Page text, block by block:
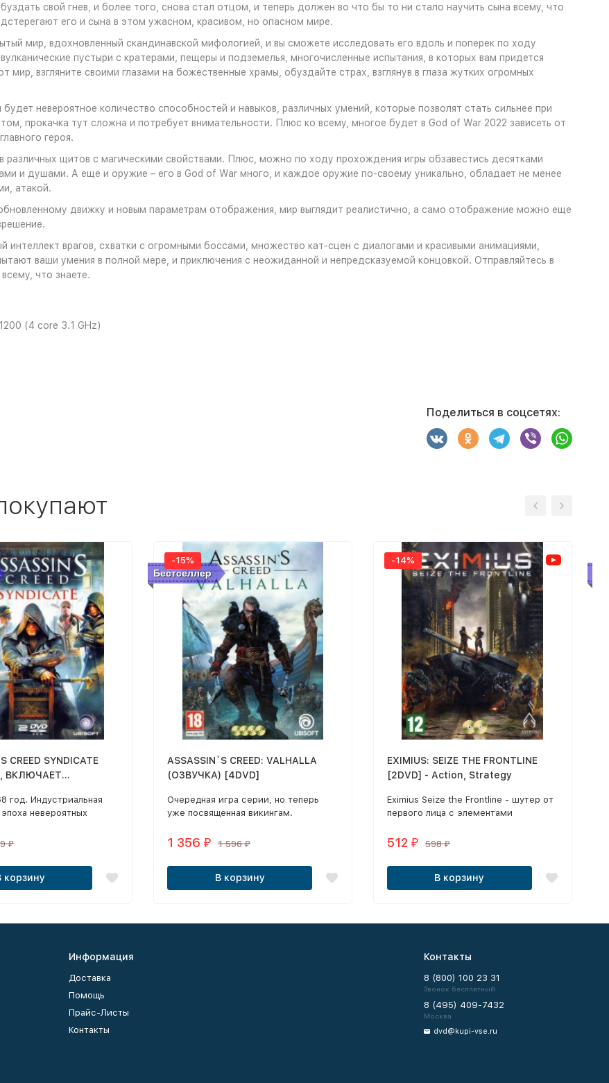
свой гнев, и более того, снова стал отцом, и теперь должен во что бы то ни стало научить сына всему, что
его и сына в этом ужасном, красивом, но опасном мире.
мир, вдохновленный скандинавской мифологией, и вы сможете исследовать его вдоль и поперек по ходу
пустыри с кратерами, пещеры и подземелья, многочисленные испытания, в которых вам придется
взгляните своими глазами на божественные храмы, обуздайте страх, взглянув в глаза жутких огромных
невероятное количество способностей и навыков, различных умений, которые позволят стать сильнее при
прокачка тут сложна и потребует внимательности. Плюс ко всему, многое будет в God of War 2022 зависеть от
героя.
различных щитов с магическими свойствами. Плюс, можно по ходу прохождения игры обзавестись десятками
и душами. А еще и оружие – его в God of War много, и каждое оружие по-своему уникально, обладает не менее
атакой.
движку и новым параметрам отображения, мир выглядит реалистично, а само отображение можно еще
врагов, схватки с огромными боссами, множество кат-сцен с диалогами и красивыми анимациями,
ваши умения в полной мере, и приключения с неожиданной и непредсказуемой концовкой. Отправляйтесь в
что знаете.
(4 core 3.1 GHz)
Поделиться в соцсетях:
CREED SYNDICATE
ВКЛЮЧАЕТ
(10 МИССИЙ),
год. Индустриальная
невероятных
жизнь
₽
корзину
Бестселлер
-15%
ASSASSIN`S CREED: VALHALLA
(ОЗВУЧКА) [4DVD]
Очередная игра серии, но теперь
уже посвященная викингам.
1 356 ₽ 1 596₽
В корзину
-14%
EXIMIUS: SEIZE THE FRONTLINE
[2DVD] - Action, Strategy
Eximius Seize the Frontline - шутер от
первого лица с элементами
512 ₽ 598₽
В корзину
Информация
Доставка
Помощь
Прайс-Листы
Контакты
Контакты
8 (800) 100 23 31
Звонок бесплатный
8 (495) 409-7432
Москва
dvd@kupi-vse.ru